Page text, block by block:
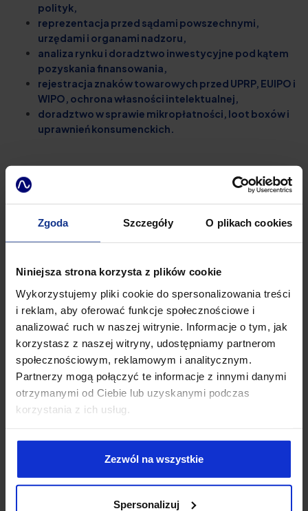
Zgoda Szczegóły O plikach cookies
Niniejsza strona korzysta z plików cookie
Wykorzystujemy pliki cookie do spersonalizowania treści
i reklam, aby oferować funkcje społecznościowe i
analizować ruch w naszej witrynie. Informacje o tym, jak
korzystasz z naszej witryny, udostępniamy partnerom
społecznościowym, reklamowym i analitycznym.
Partnerzy mogą połączyć te informacje z innymi danymi
otrzymanymi od Ciebie lub uzyskanymi podczas
korzystania z ich usług.
Zezwól na wszystkie
Spersonalizuj
polityk,
reprezentacja przed sądami powszechnymi,
urzędami i organami nadzoru,
analiza rynku i doradztwo inwestycyjne pod kątem
pozyskania finansowania,
rejestracja znaków towarowych przed UPRP, EUIPO i
WIPO, ochrona własności intelektualnej,
doradztwo w sprawie mikropłatności, loot boxów i
uprawnień konsumenckich.
KIM JESTEŚMY?